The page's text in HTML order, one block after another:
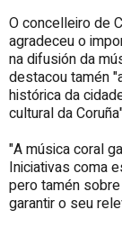
O concelleiro de
agradeceu o
na difusión da
destacou tamén
histórica da
cultural da
"A música coral
Iniciativas coma
pero tamén
garantir o seu